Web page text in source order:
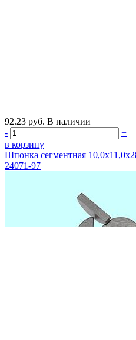
92.23 руб. В наличии
-
+
в корзину
Шпонка сегментная
24071-97